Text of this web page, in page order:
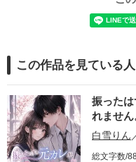
この作品を見ている
振った
れません
白雪りん
総文字数/